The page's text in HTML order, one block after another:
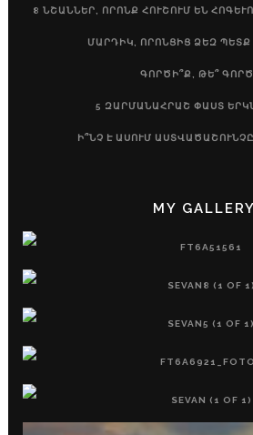
8 ՆՇԱՆՆԵՐ, ՈՐՈՆՔ ՀՈՒՇՈՒՄ ԵՆ
ՄԱՐԴԻԿ, ՈՐՈՆՑԻՑ ՁԵԶ ՊԵՏՔ
ԳՈՐԾԻ՞Ք, ԹԵ՞
5 ԶԱՐՄԱՆԱՀՐԱՇ ՓԱՍՏ
Ի՞ՆՉ Է ԱՍՈՒՄ
MY GALLERY